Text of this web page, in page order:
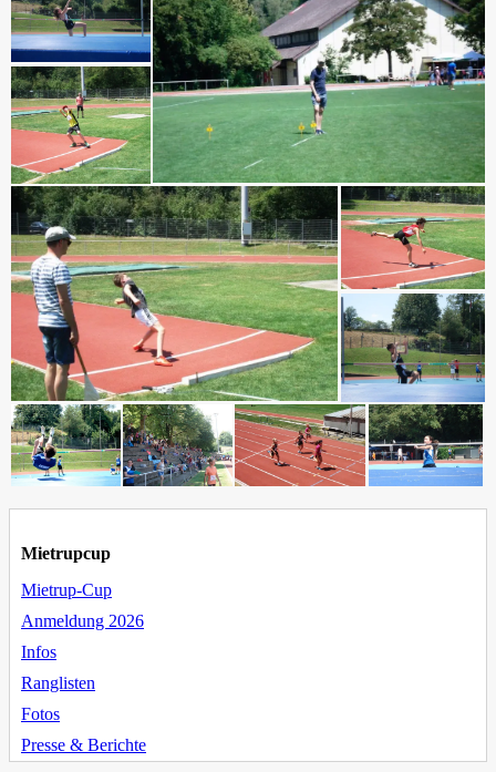
Mietrupcup
Mietrup-Cup
Anmeldung 2026
Infos
Ranglisten
Fotos
Presse & Berichte